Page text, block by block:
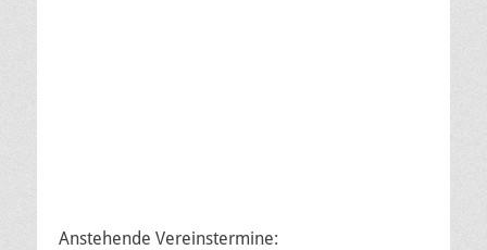
Anstehende Vereinstermine: